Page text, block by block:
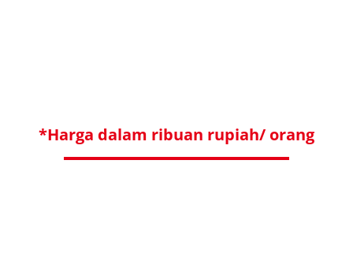
*Harga dalam ribuan rupiah/ orang